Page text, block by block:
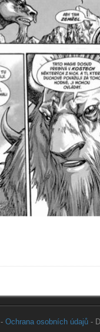
Ochrana osobních údajů -